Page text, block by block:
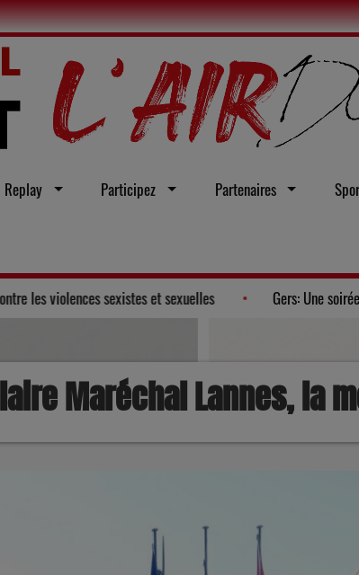
Replay Participez Partenaires
en faveur d'une loi intégrale contre les violences sexistes et
Maréchal Lannes, la